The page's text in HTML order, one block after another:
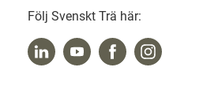
Följ Svenskt Trä här: